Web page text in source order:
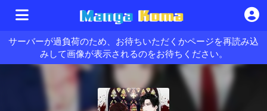
サーバーが過負荷のため、お待ちいただくかページを再読み込
みして画像が表示されるのをお待ちください。